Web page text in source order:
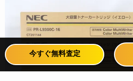
今すぐ無料査定
今すぐ無料査定